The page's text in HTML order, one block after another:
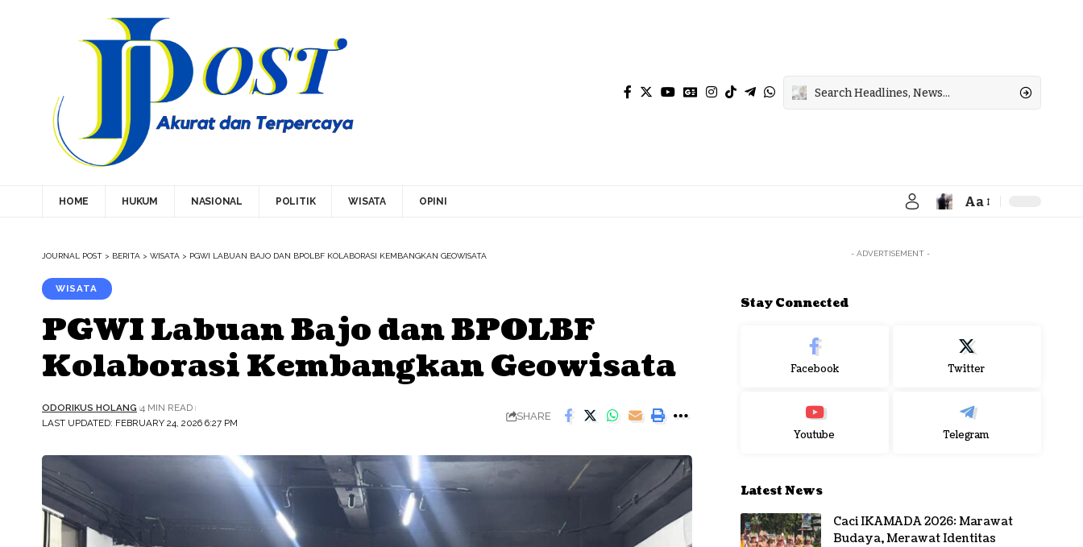
HOME HUKUM NASIONAL POLITIK WISATA OPINI
Font
Aa
JOURNAL POST > BERITA > WISATA > PGWI LABUAN BAJO DAN BPOLBF KOLABORASI KEMBANGKAN GEOWISATA
WISATA
PGWI Labuan Bajo dan BPOLBF
Kolaborasi Kembangkan Geowisata
LAST UPDATED: FEBRUARY 24, 2026 6:27 PM
ODORIKUS HOLANG 4 MIN READ
SHARE
- ADVERTISEMENT -
Stay Connected
Facebook Twitter
Youtube Telegram
Latest News
Caci IKAMADA 2026: Marawat
Budaya, Merawat Identitas